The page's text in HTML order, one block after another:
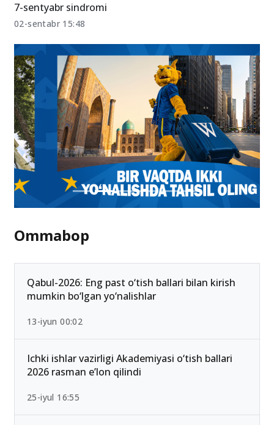
7-sentyabr sindromi
02-sentabr 15:48
Ommabop
Qabul-2026: Eng past o‘tish ballari bilan kirish
mumkin bo‘lgan yo‘nalishlar
13-iyun 00:02
Ichki ishlar vazirligi Akademiyasi o‘tish ballari
2026 rasman e’lon qilindi
25-iyul 16:55